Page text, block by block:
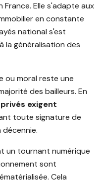
Elle s'adapte aux
en constante
national s'est
la généralisation des
ou moral reste une
des bailleurs. En
exigent
toute signature de
un tournant numérique
sont
Cela